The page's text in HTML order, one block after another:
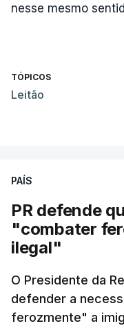
nesse mesmo
TÓPICOS
Leitão
PAÍS
PR defende
"combater
ilegal"
O Presidente da
defender a
ferozmente" a